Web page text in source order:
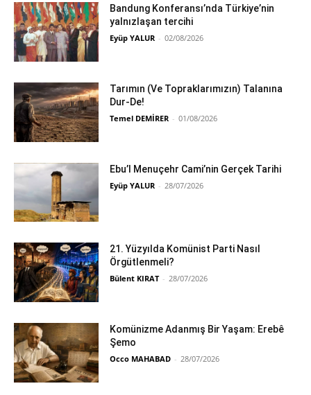
Bandung Konferansı’nda Türkiye’nin
yalnızlaşan tercihi
Eyüp YALUR - 02/08/2026
Tarımın (Ve Topraklarımızın) Talanına
Dur-De!
Temel DEMİRER - 01/08/2026
Ebu’l Menuçehr Cami’nin Gerçek Tarihi
Eyüp YALUR - 28/07/2026
21. Yüzyılda Komünist Parti Nasıl
Örgütlenmeli?
Bülent KIRAT - 28/07/2026
Komünizme Adanmış Bir Yaşam: Erebê
Şemo
Occo MAHABAD - 28/07/2026